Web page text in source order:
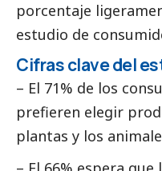
porcentaje
estudio de
Cifras clave del
– El 71% de los
prefieren elegir
plantas y los